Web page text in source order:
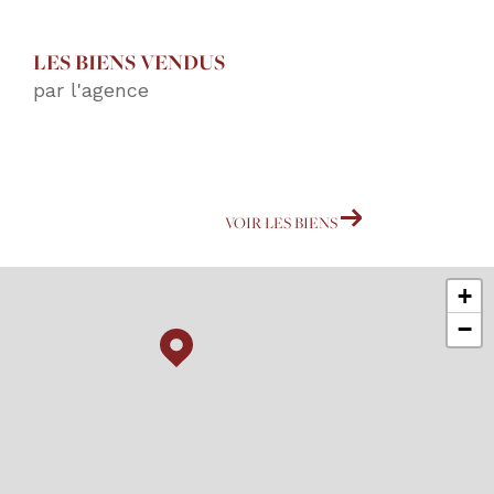
LES BIENS VENDUS
par l'agence
VOIR LES BIENS
+
−